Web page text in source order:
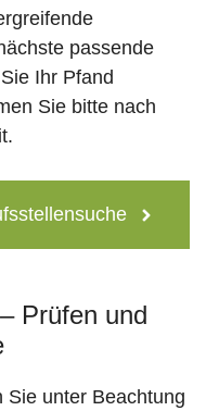
passende
Ihr Pfand
Sie bitte nach
Prüfen und
Sie unter Beachtung